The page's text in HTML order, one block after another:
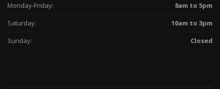
Monday-Friday:
8am to 5pm
Saturday:
10am to 3pm
Sunday:
Closed